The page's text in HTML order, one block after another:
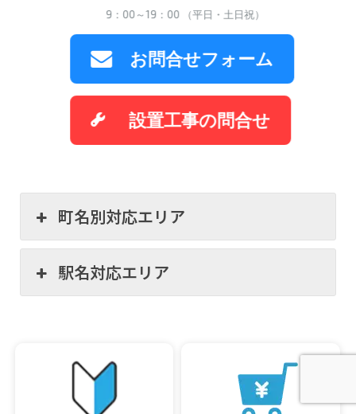
9：00～19：00 （平日・土日祝）
お問合せフォーム
設置工事の問合せ
町名別対応エリア
駅名対応エリア